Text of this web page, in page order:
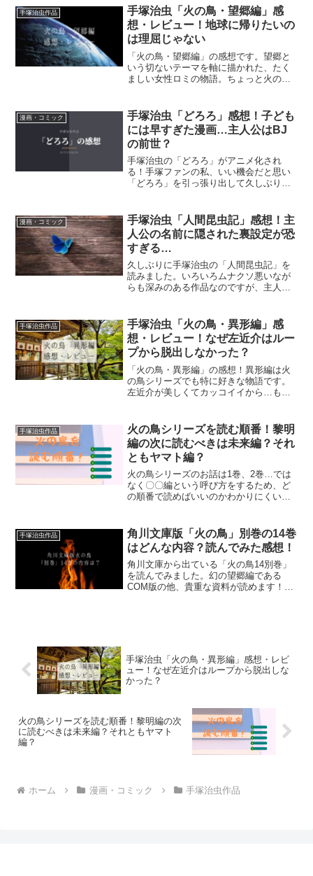
手塚治虫作品
手塚治虫「火の鳥・望郷編」感
想・レビュー！地球に帰りたいの
は理屈じゃない
「火の鳥・望郷編」の感想です。望郷と
いう切ないテーマを軸に描かれた、たく
ましい女性ロミの物語。ちょっと火の鳥
漫画・コミック
手塚治虫「どろろ」感想！子ども
には早すぎた漫画…主人公はBJ
の前世？
手塚治虫の「どろろ」がアニメ化され
る！手塚ファンの私、いい機会だと思い
「どろろ」を引っ張り出して久しぶりに
漫画・コミック
手塚治虫「人間昆虫記」感想！主
人公の名前に隠された裏設定が恐
すぎる…
久しぶりに手塚治虫の「人間昆虫記」を
読みました。いろいろムナクソ悪いなが
らも深みのある作品なのですが、主人公
手塚治虫作品
手塚治虫「火の鳥・異形編」感
想・レビュー！なぜ左近介はルー
プから脱出しなかった？
「火の鳥・異形編」の感想！異形編は火
の鳥シリーズでも特に好きな物語です。
左近介が美しくてカッコイイから…もあ
手塚治虫作品
火の鳥シリーズを読む順番！黎明
編の次に読むべきは未来編？それ
ともヤマト編？
火の鳥シリーズのお話は1巻、2巻…では
なく〇〇編という呼び方をするため、ど
の順番で読めばいいのかわかりにくいと
手塚治虫作品
角川文庫版「火の鳥」別巻の14巻
はどんな内容？読んでみた感想！
角川文庫から出ている「火の鳥14別巻」
を読んでみました。幻の望郷編である
COM版の他、貴重な資料が読めます！別
手塚治虫「火の鳥・異形編」感想・レビ
ュー！なぜ左近介はループから脱出しな
かった？
火の鳥シリーズを読む順番！黎明編の次
に読むべきは未来編？それともヤマト
編？
ホーム 漫画・コミック 手塚治虫作品